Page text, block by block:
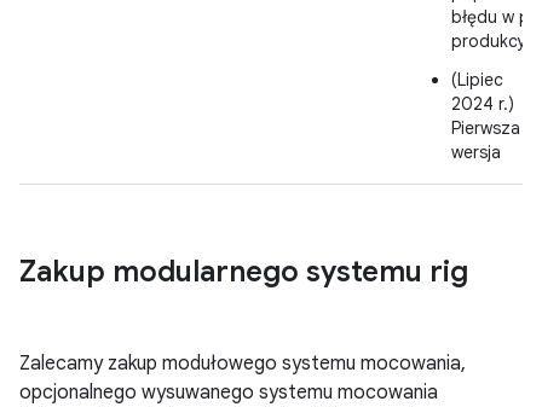
błędu w
(Lipiec
2024 r.)
Pierwsza
wersja
Zakup modularnego systemu rig
Zalecamy zakup modułowego systemu mocowania,
opcjonalnego wysuwanego systemu mocowania